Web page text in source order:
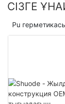
СІЗГЕ
Pu